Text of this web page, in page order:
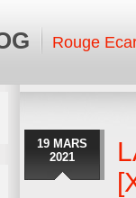
Rouge
19 MARS
2021